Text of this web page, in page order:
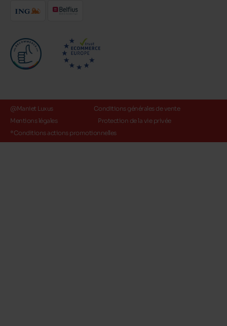
@Maniet Luxus
Conditions générales de vente
Mentions légales
Protection de la vie privée
*Conditions actions promotionnelles